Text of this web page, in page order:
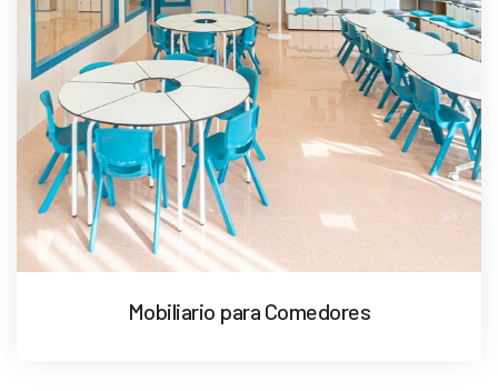
Mobiliario para Comedores